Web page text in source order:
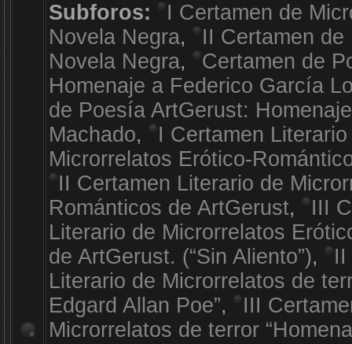
Subforos:
I Certamen de
Novela Negra,
II Certamen de
Novela Negra,
Certamen de
Homenaje a Federico García
de Poesía ArtGerust:
Machado,
I Certamen
Microrrelatos Erótico-
II Certamen Literario de
Románticos de ArtGerust,
III
Literario de Microrrelatos
de ArtGerust. (“Sin Aliento”),
II
Literario de Microrrelatos de
Edgard Allan Poe”,
III
Microrrelatos de terror